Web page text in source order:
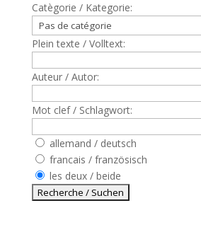
Catègorie / Kategorie:
Plein texte / Volltext:
Auteur / Autor:
Mot clef / Schlagwort:
allemand / deutsch
francais / französisch
les deux / beide